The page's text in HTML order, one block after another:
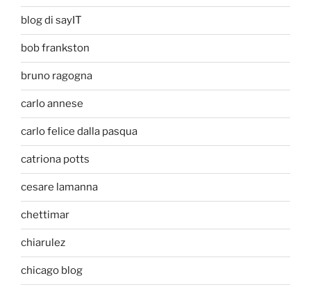
blog di sayIT
bob frankston
bruno ragogna
carlo annese
carlo felice dalla pasqua
catriona potts
cesare lamanna
chettimar
chiarulez
chicago blog